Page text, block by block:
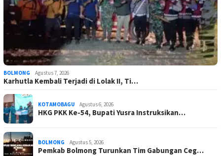
BOLMONG Agustus 7, 2026
Karhutla Kembali Terjadi di Lolak II, Ti…
KOTAMOBAGU Agustus 6, 2026
HKG PKK Ke-54, Bupati Yusra Instruksikan…
BOLMONG Agustus 5, 2026
Pemkab Bolmong Turunkan Tim Gabungan Ceg…